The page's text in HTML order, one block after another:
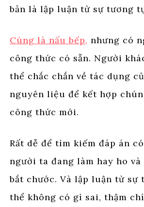
bản là lập luận từ sự tương
Cùng là nấu bếp, nhưng có
công thức có sẵn. Người
thể chắc chắn về tác dụng
nguyên liệu để kết hợp
công thức mới.
Rất dễ để tìm kiếm đáp án
người ta đang làm hay ho
bắt chước. Và lập luận từ sự
thể không có gì sai, thậm